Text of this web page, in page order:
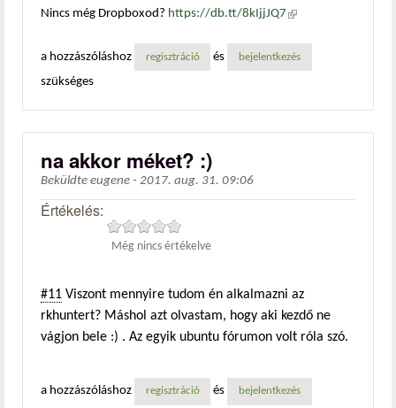
Nincs még Dropboxod? https://db.tt/8kIjjJQ7 (külső
a hozzászóláshoz
regisztráció és bejelentkezés
szükséges
na akkor méket? :)
Beküldte eugene - 2017. aug. 31. 09:06
Értékelés:
Még nincs értékelve
#11 Viszont mennyire tudom én alkalmazni az
rkhuntert? Máshol azt olvastam, hogy aki kezdő ne
vágjon bele :) . Az egyik ubuntu fórumon volt róla szó.
a hozzászóláshoz regisztráció és bejelentkezés